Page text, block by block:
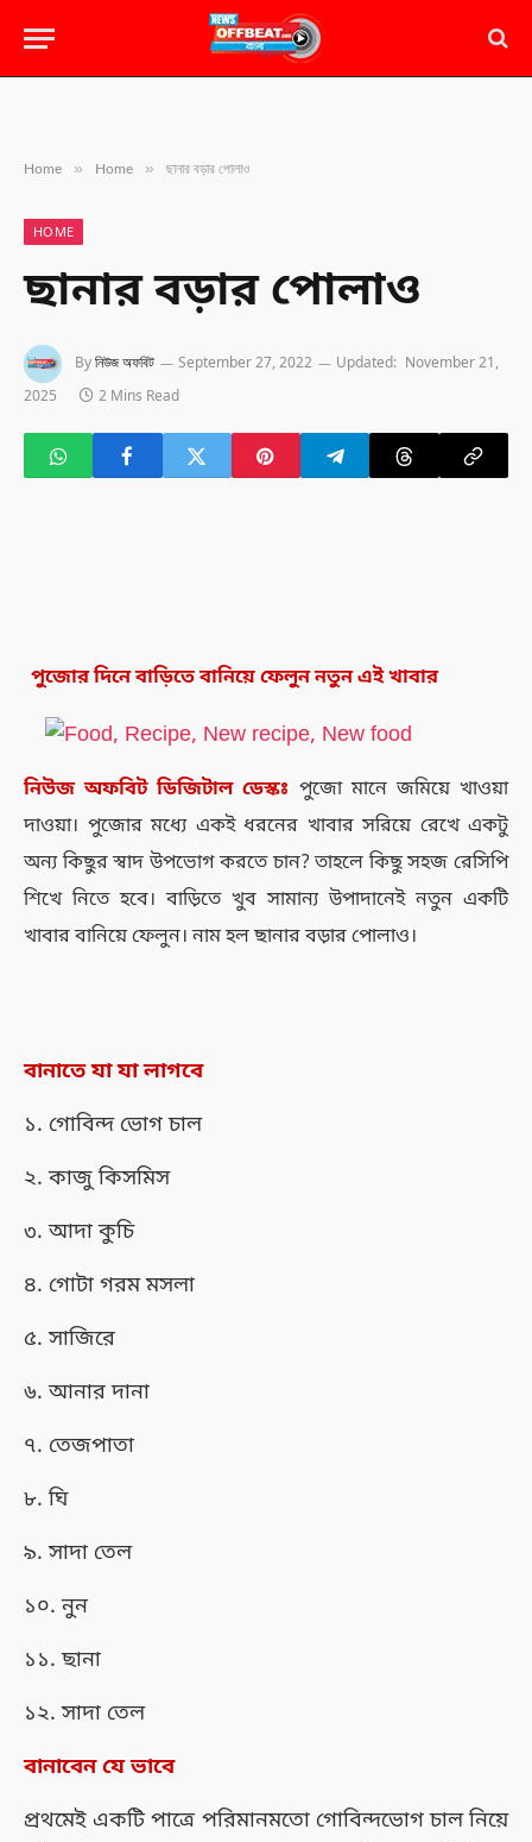
Home » Home » ছানার বড়ার পোলাও
HOME
ছানার বড়ার পোলাও
Byনিউজ অফবিট September 27, 2022 Updated: November 21,
2025
2 Mins Read
পুজোর দিনে বাড়িতে বানিয়ে ফেলুন নতুন এই খাবার
নিউজ অফবিট ডিজিটাল ডেস্কঃ পুজো মানে জমিয়ে খাওয়া
দাওয়া। পুজোর মধ্যে একই ধরনের খাবার সরিয়ে রেখে একটু
অন্য কিছুর স্বাদ উপভোগ করতে চান? তাহলে কিছু সহজ রেসিপি
শিখে নিতে হবে। বাড়িতে খুব সামান্য উপাদানেই নতুন একটি
খাবার বানিয়ে ফেলুন। নাম হলছানার বড়ার পোলাও।
বানাতে যা যা লাগবে
১. গোবিন্দ ভোগ চাল
২. কাজু কিসমিস
৩. আদা কুচি
৪. গোটা গরম মসলা
৫. সাজিরে
৬. আনার দানা
৭. তেজপাতা
৮. ঘি
৯. সাদা তেল
১০. নুন
১১. ছানা
১২. সাদা তেল
বানাবেন যে ভাবে
প্রথমেই একটি পাত্রে পরিমানমতো গোবিন্দভোগ চাল নিয়ে